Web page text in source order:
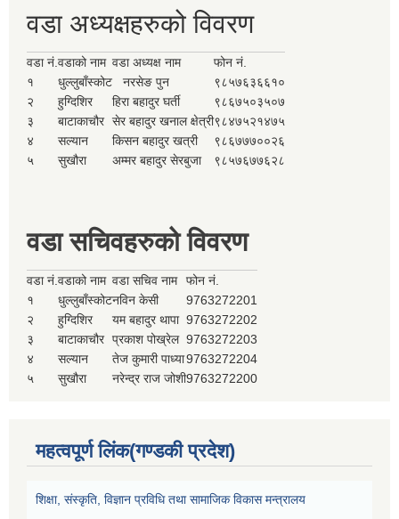
वडा अध्यक्षहरुको विवरण
वडा नं. वडाको नाम वडा अध्यक्ष नाम
फोन नं.
१
धुल्लुबाँस्कोट नरसेङ पुन
९८५७६३६६१०
२
हुग्दिशिर हिरा बहादुर घर्ती
९८६७५०३५०७
३
बाटाकाचौर सेर बहादुर खनाल क्षेत्री९८४७५२१४७५
४
सल्यान किसन बहादुर खत्री
९८६७७७००२६
५
सुखौरा अम्मर बहादुर सेरबुजा ९८५७६७७६२८
वडा सचिवहरुको विवरण
वडा नं. वडाको नाम वडा सचिव नाम
फोन नं.
१
धुल्लुबाँस्कोटनविन केसी
9763272201
२
हुग्दिशिर यम बहादुर थापा 9763272202
३
बाटाकाचौर प्रकाश पोख्रेल 9763272203
४
सल्यान तेज कुमारी पाध्या9763272204
५
सुखौरा नरेन्द्र राज जोशी9763272200
महत्वपूर्ण लिंक(गण्डकी प्रदेश)
शिक्षा, संस्कृति, विज्ञान प्रविधि तथा सामाजिक विकास मन्त्रालय